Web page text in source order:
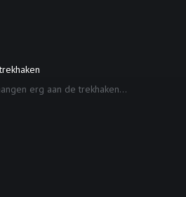
erg aan de trekhaken...